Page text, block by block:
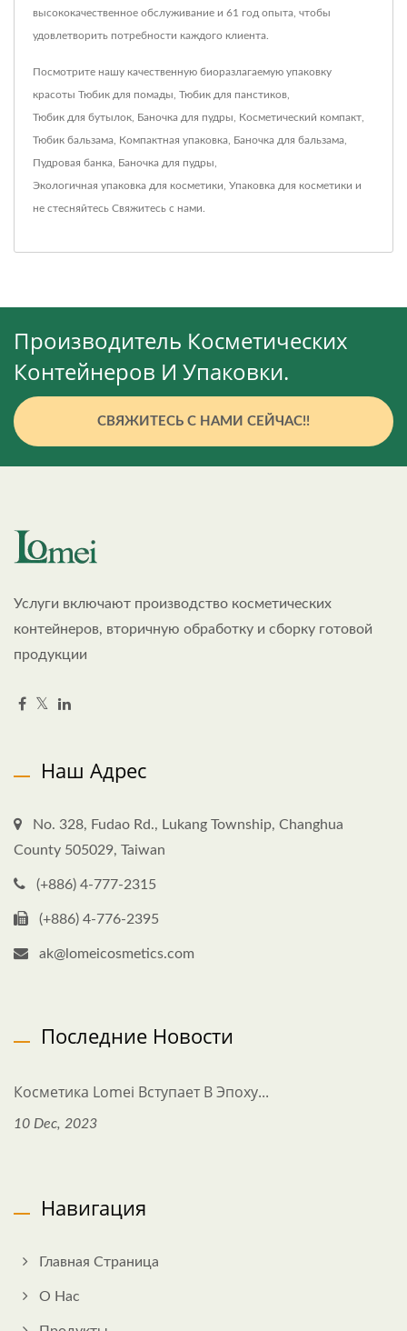
высококачественное обслуживание и 61 год опыта, чтобы
удовлетворить потребности каждого клиента.
Посмотрите нашу качественную биоразлагаемую упаковку
красоты Тюбик для помады, Тюбик для панстиков,
Тюбик для бутылок, Баночка для пудры, Косметический компакт,
Тюбик бальзама, Компактная упаковка, Баночка для бальзама,
Пудровая банка, Баночка для пудры,
Экологичная упаковка для косметики, Упаковка для косметики и
не стесняйтесь Свяжитесь с нами.
Производитель Косметических
Контейнеров И Упаковки.
СВЯЖИТЕСЬ С НАМИ СЕЙЧАС!!
Услуги включают производство косметических
контейнеров, вторичную обработку и сборку готовой
продукции
Наш Адрес
No. 328, Fudao Rd., Lukang Township, Changhua
County 505029, Taiwan
(+886) 4-777-2315
(+886) 4-776-2395
ak@lomeicosmetics.com
Последние Новости
Косметика Lomei Вступает В Эпоху...
10 Dec, 2023
Навигация
Главная Страница
О Нас